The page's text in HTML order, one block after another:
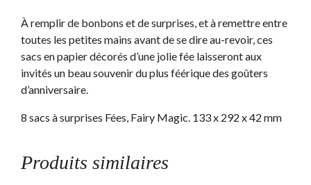
À remplir de bonbons et de surprises, et à remettre entre
toutes les petites mains avant de se dire au-revoir, ces
sacs en papier décorés d’une jolie fée laisseront aux
invités un beau souvenir du plus féérique des goûters
d’anniversaire.
8 sacs à surprises Fées, Fairy Magic. 133 x 292 x 42 mm
Produits similaires